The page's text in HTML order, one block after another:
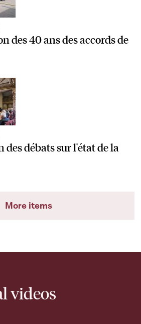
des 40 ans des accords de
débats sur l'état de la
More items
videos